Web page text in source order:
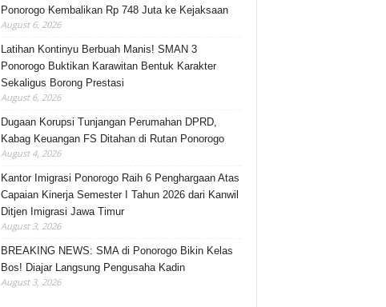
Ponorogo Kembalikan Rp 748 Juta ke Kejaksaan
August 6, 2026
Latihan Kontinyu Berbuah Manis! SMAN 3
Ponorogo Buktikan Karawitan Bentuk Karakter
Sekaligus Borong Prestasi
August 6, 2026
Dugaan Korupsi Tunjangan Perumahan DPRD,
Kabag Keuangan FS Ditahan di Rutan Ponorogo
August 4, 2026
Kantor Imigrasi Ponorogo Raih 6 Penghargaan Atas
Capaian Kinerja Semester I Tahun 2026 dari Kanwil
Ditjen Imigrasi Jawa Timur
August 3, 2026
BREAKING NEWS: SMA di Ponorogo Bikin Kelas
Bos! Diajar Langsung Pengusaha Kadin
August 3, 2026